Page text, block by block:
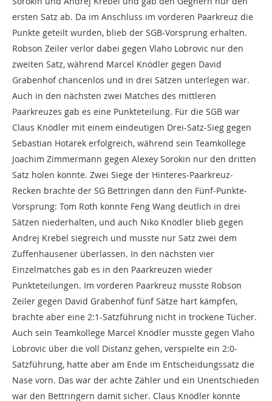
ersten Satz ab. Da im Anschluss im vorderen Paarkreuz die
Punkte geteilt wurden, blieb der SGB-Vorsprung erhalten.
Robson Zeiler verlor dabei gegen Vlaho Lobrovic nur den
zweiten Satz, während Marcel Knödler gegen David
Grabenhof chancenlos und in drei Sätzen unterlegen war.
Auch in den nächsten zwei Matches des mittleren
Paarkreuzes gab es eine Punkteteilung. Für die SGB war
Claus Knödler mit einem eindeutigen Drei-Satz-Sieg gegen
Sebastian Hotarek erfolgreich, während sein Teamkollege
Joachim Zimmermann gegen Alexey Sorokin nur den dritten
Satz holen konnte. Zwei Siege der Hinteres-Paarkreuz-
Recken brachte der SG Bettringen dann den Fünf-Punkte-
Vorsprung: Tom Roth konnte Feng Wang deutlich in drei
Sätzen niederhalten, und auch Niko Knödler blieb gegen
Andrej Krebel siegreich und musste nur Satz zwei dem
Zuffenhausener überlassen. In den nächsten vier
Einzelmatches gab es in den Paarkreuzen wieder
Punkteteilungen. Im vorderen Paarkreuz musste Robson
Zeiler gegen David Grabenhof fünf Sätze hart kämpfen,
brachte aber eine 2:1-Satzführung nicht in trockene Tücher.
Auch sein Teamkollege Marcel Knödler musste gegen Vlaho
Lobrovic über die voll Distanz gehen, verspielte ein 2:0-
Satzführung, hatte aber am Ende im Entscheidungssatz die
Nase vorn. Das war der achte Zähler und ein Unentschieden
war den Bettringern damit sicher. Claus Knödler konnte